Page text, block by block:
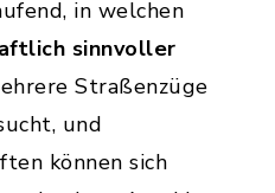
in welchen
sinnvoller
Straßenzüge
und
können sich